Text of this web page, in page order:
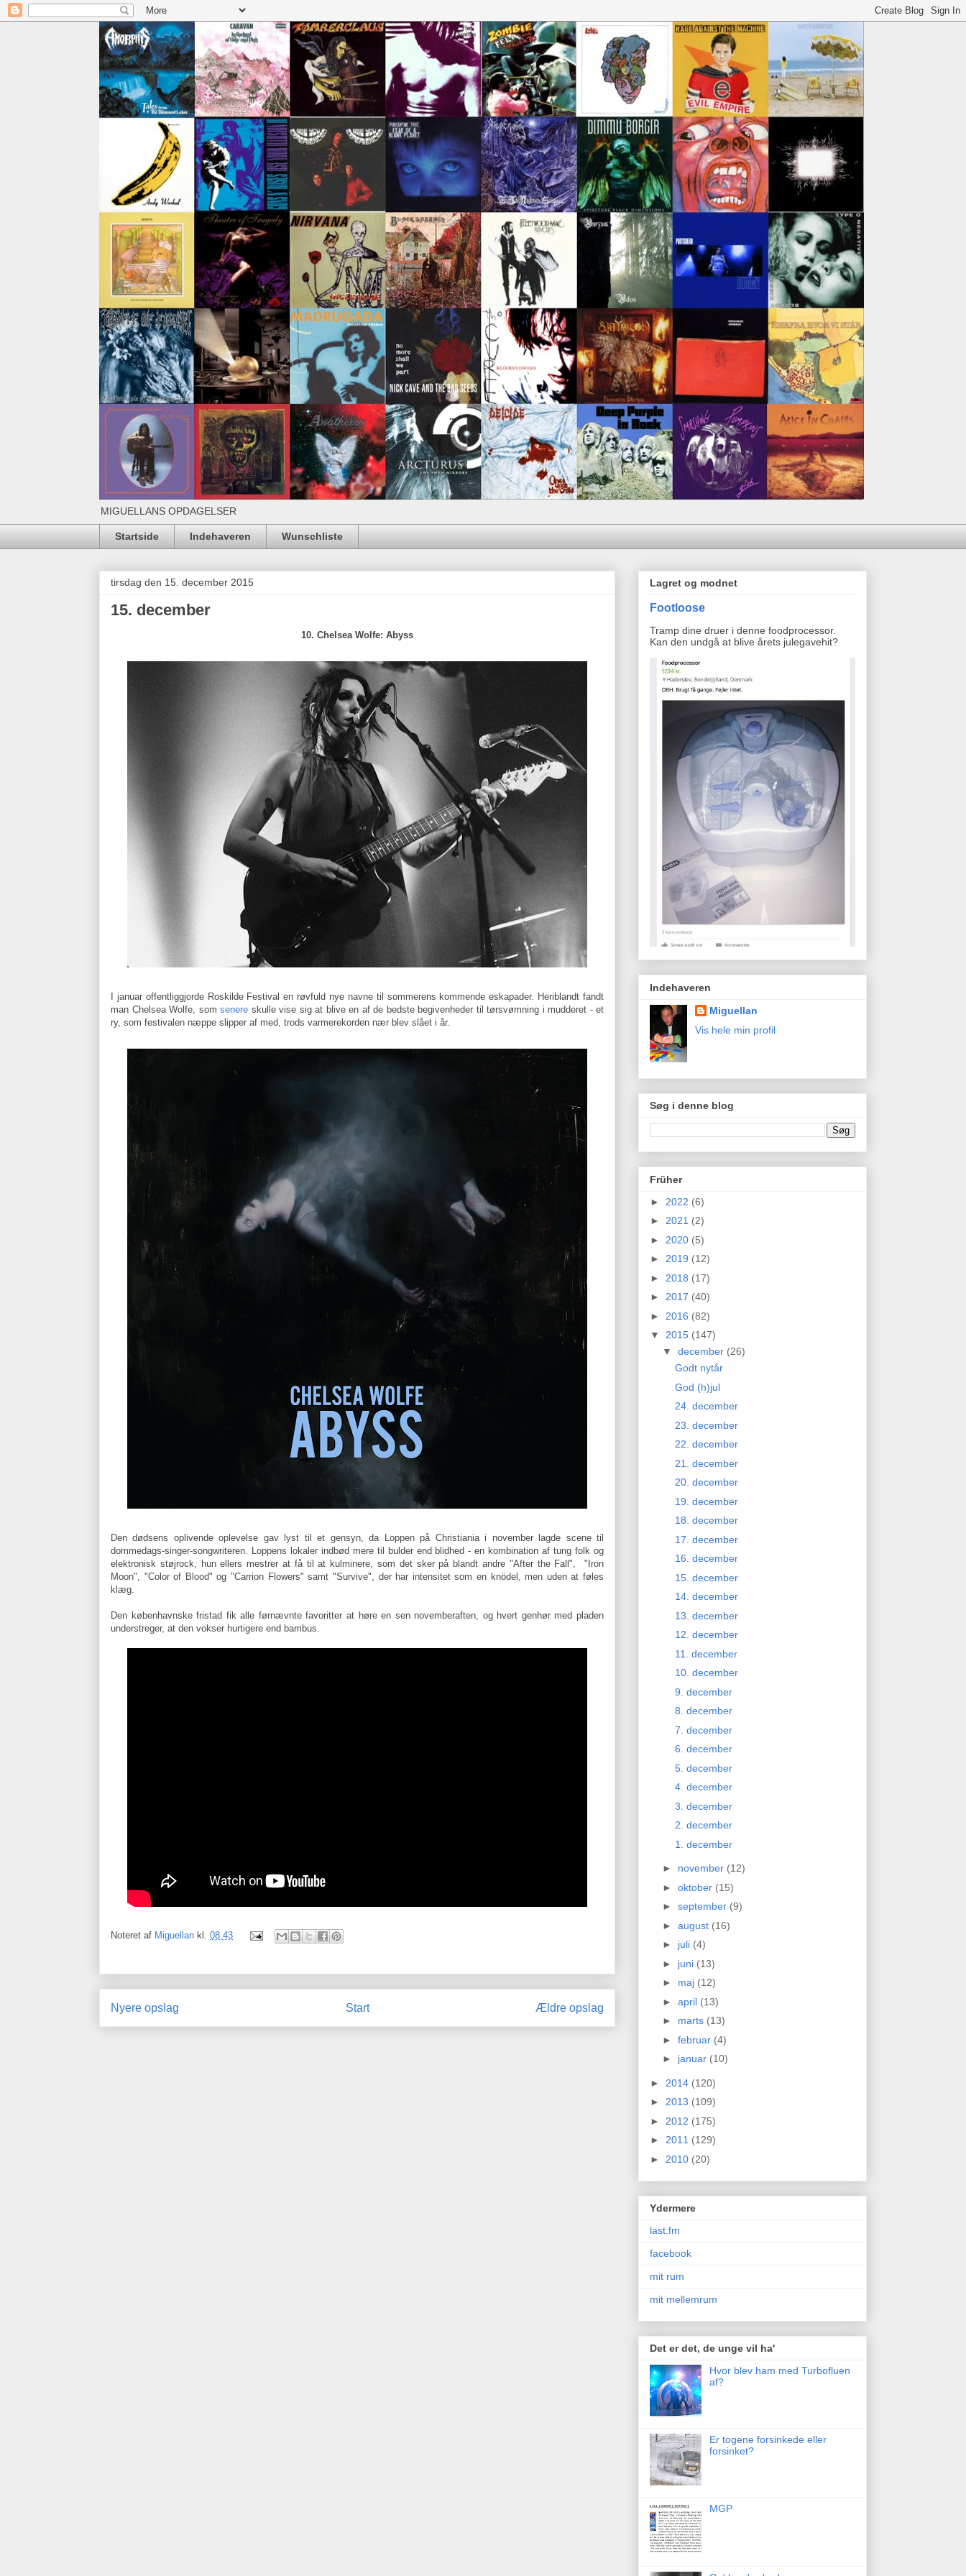
MIGUELLANS OPDAGELSER
Startside Indehaveren Wunschliste
tirsdag den 15. december 2015
15. december
10. Chelsea Wolfe: Abyss
I januar offentliggjorde Roskilde Festival en røvfuld nye navne til sommerens kommende eskapader. Heriblandt fandt
man Chelsea Wolfe, som senere skulle vise sig at blive en af de bedste begivenheder til tørsvømning i mudderet - et
ry, som festivalen næppe slipper af med, trods varmerekorden nær blev slået i år.
Den dødsens oplivende oplevelse gav lyst til et gensyn, da Loppen på Christiania i november lagde scene til
dommedags-singer-songwriteren. Loppens lokaler indbød mere til bulder end blidhed - en kombination af tung folk og
elektronisk støjrock, hun ellers mestrer at få til at kulminere, som det sker på blandt andre "After the Fall", "Iron
Moon", "Color of Blood" og "Carrion Flowers" samt "Survive", der har intensitet som en knödel, men uden at føles
klæg.
Den københavnske fristad fik alle førnævnte favoritter at høre en sen novemberaften, og hvert genhør med pladen
understreger, at den vokser hurtigere end bambus.
Noteret af Miguellan kl. 08.43
Nyere opslag Ældre opslag
Start
Lagret og modnet
Footloose
Tramp dine druer i denne foodprocessor.
Kan den undgå at blive årets julegavehit?
Indehaveren
Miguellan
Vis hele min profil
Søg i denne blog
Früher
► 2022 (6)
► 2021 (2)
► 2020 (5)
► 2019 (12)
► 2018 (17)
► 2017 (40)
► 2016 (82)
▼ 2015 (147)
▼ december (26)
Godt nytår
God (h)jul
24. december
23. december
22. december
21. december
20. december
19. december
18. december
17. december
16. december
15. december
14. december
13. december
12. december
11. december
10. december
9. december
8. december
7. december
6. december
5. december
4. december
3. december
2. december
1. december
► november (12)
► oktober (15)
► september (9)
► august (16)
► juli (4)
► juni (13)
► maj (12)
► april (13)
► marts (13)
► februar (4)
► januar (10)
► 2014 (120)
► 2013 (109)
► 2012 (175)
► 2011 (129)
► 2010 (20)
Ydermere
last.fm
facebook
mit rum
mit mellemrum
Det er det, de unge vil ha'
Hvor blev ham med Turbofluen
af?
Er togene forsinkede eller
forsinket?
MGP